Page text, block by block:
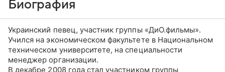
Биография
Украинский певец, участник группы «ДиО.фильмы».
Учился на экономическом факультете в Национальном
техническом университете, на специальности
менеджер организации.
В декабре 2008 года стал участником группы